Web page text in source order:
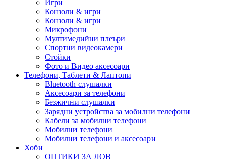
Игри
Конзоли & игри
Конзоли & игри
Микрофони
Мултимедийни плеъри
Спортни видеокамери
Стойки
Фото и Видео аксесоари
Телефони, Таблети & Лаптопи
Bluetooth слушалки
Аксесоари за телефони
Безжични слушалки
Зарядни устройства за мобилни телефони
Кабели за мобилни телефони
Мобилни телефони
Мобилни телефони и аксесоари
Хоби
ОПТИКИ ЗА ЛОВ